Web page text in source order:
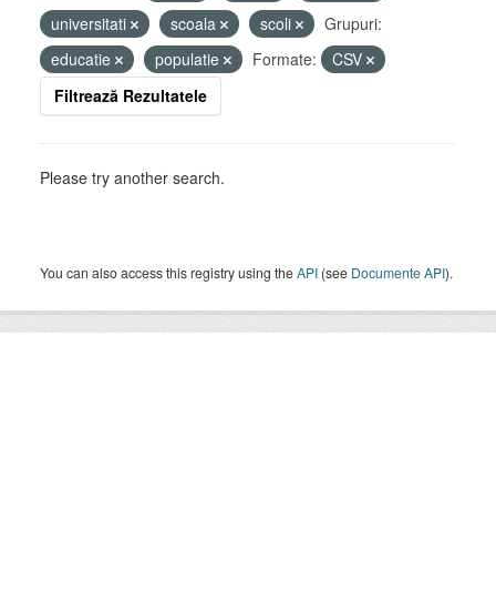
universitati
scoala scoli
Grupuri:
educatie
populatie Formate:
CSV
Filtrează Rezultatele
Please try another search.
You can also access this registry using theAPI (see Documente API).